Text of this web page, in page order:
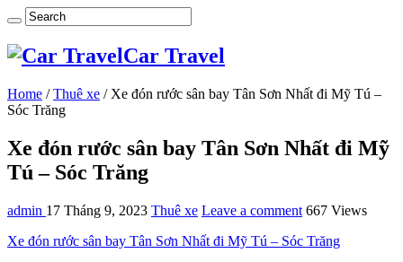
Car Travel
Home / Thuê xe / Xe đón rước sân bay Tân Sơn Nhất đi Mỹ Tú –
Sóc Trăng
Xe đón rước sân bay Tân Sơn Nhất đi Mỹ
Tú – Sóc Trăng
admin 17 Tháng 9, 2023 Thuê xe Leave a comment 667 Views
Xe đón rước sân bay Tân Sơn Nhất đi Mỹ Tú – Sóc Trăng